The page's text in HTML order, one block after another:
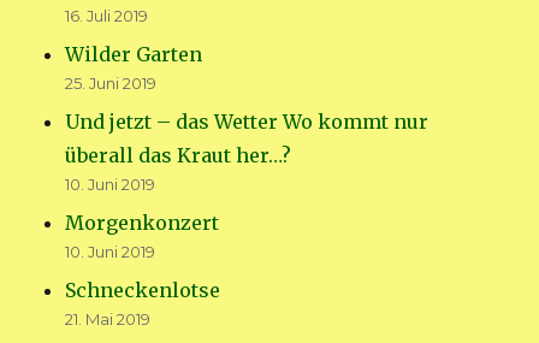
16. Juli 2019
Wilder Garten
25. Juni 2019
Und jetzt – das Wetter Wo kommt nur
überall das Kraut her…?
10. Juni 2019
Morgenkonzert
10. Juni 2019
Schneckenlotse
21. Mai 2019